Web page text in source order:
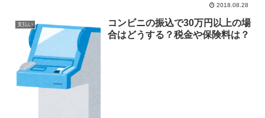
う形になっています。 この粗大ゴミのシールはコンビニでも...2018.08.28
支払い
コンビニの振込で30万円以上の場
合はどうする？税金や保険料は？